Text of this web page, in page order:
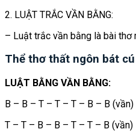
2. LUẬT TRẮC VẦN BẰNG:
– Luật trắc vần bằng là bài thơ
Thể thơ thất ngôn bát
LUẬT BẰNG VẦN BẰNG:
B – B – T – T – T – B – B (vần)
T – T – B – B – T – T – B (vần)